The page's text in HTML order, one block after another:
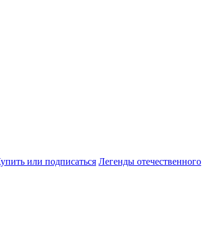
или подписаться Легенды отечественного